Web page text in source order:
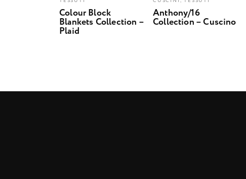
Colour Block
Blankets Collection –
Plaid
Anthony/16
Collection – Cuscino